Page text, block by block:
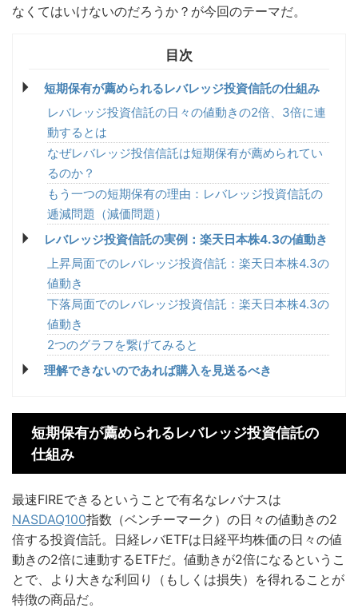
なくてはいけないのだろうか？が今回のテーマだ。
短期保有が薦められるレバレッジ投資信託の仕組み
レバレッジ投資信託の日々の値動きの2倍、3倍に連
動するとは
なぜレバレッジ投信信託は短期保有が薦められてい
るのか？
もう一つの短期保有の理由：レバレッジ投資信託の
逓減問題（減価問題）
レバレッジ投資信託の実例：楽天日本株4.3の値動き
上昇局面でのレバレッジ投資信託：楽天日本株4.3の
値動き
下落局面でのレバレッジ投資信託：楽天日本株4.3の
値動き
2つのグラフを繋げてみると
理解できないのであれば購入を見送るべき
短期保有が薦められるレバレッジ投資信託の
仕組み
最速FIREできるということで有名なレバナスは
NASDAQ100指数（ベンチーマーク）の日々の値動きの2
倍する投資信託。日経レバETFは日経平均株価の日々の値
動きの2倍に連動するETFだ。値動きが2倍になるというこ
とで、より大きな利回り（もしくは損失）を得れることが
特徴の商品だ。